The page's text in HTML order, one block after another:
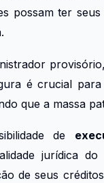
possam ter seus
é crucial
que a massa
de
jurídica
de seus